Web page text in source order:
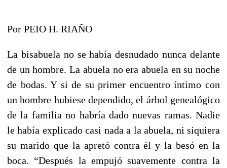
Por PEIO H. RIAÑO
La bisabuela no se había desnudado nunca delante
de un hombre. La abuela no era abuela en su noche
de bodas. Y si de su primer encuentro íntimo con
un hombre hubiese dependido, el árbol genealógico
de la familia no habría dado nuevas ramas. Nadie
le había explicado casi nada a la abuela, ni siquiera
su marido que la apretó contra él y la besó en la
boca. “Después la empujó suavemente contra la